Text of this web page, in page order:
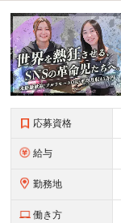
応募資格
給与
勤務地
働き方